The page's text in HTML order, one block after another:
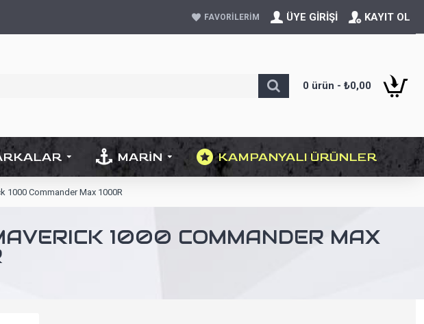
FAVORILERIM ÜYE GIRIŞI KAYIT OL
0 ürün - ₺0,00
MARIN KAMPANYALI ÜRÜNLER
1000 Commander Max 1000R
1000 COMMANDER MAX